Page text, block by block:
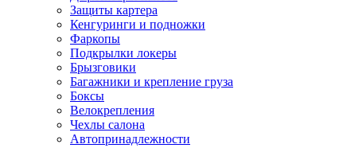
Защиты картера
Кенгуринги и подножки
Фаркопы
Подкрылки локеры
Брызговики
Багажники и крепление груза
Боксы
Велокрепления
Чехлы салона
Автопринадлежности